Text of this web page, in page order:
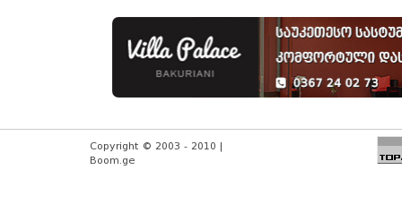
Copyright © 2003 - 2010 |
Boom.ge